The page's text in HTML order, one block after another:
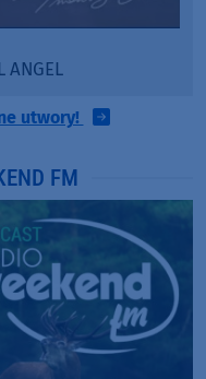
utwory!
FM